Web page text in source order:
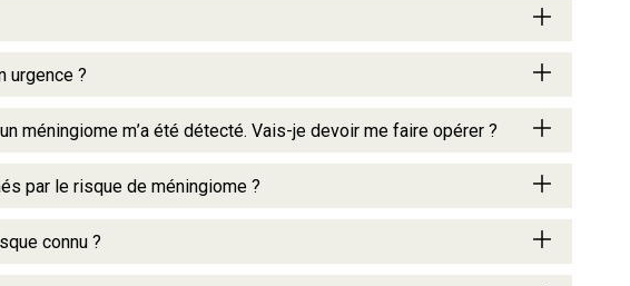
urgence ?
méningiome m’a été détecté. Vais-je devoir me faire opérer ?
par le risque de méningiome ?
connu ?